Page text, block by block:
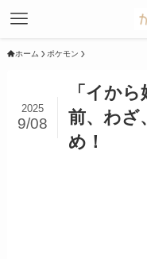
ホーム ポケモン
「イか
前、わざ
め！
2025
9/08